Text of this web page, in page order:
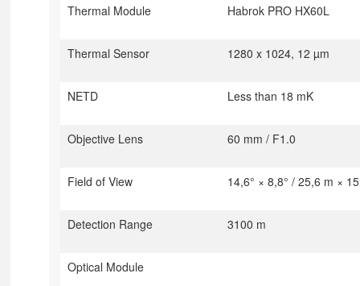
Thermal Module Habrok PRO HX60L
Thermal Sensor 1280 x 1024, 12 µm
NETD Less than 18 mK
Objective Lens 60 mm / F1.0
Field of View 14,6° × 8,8° / 25,6 m ×
Detection Range 3100 m
Optical Module